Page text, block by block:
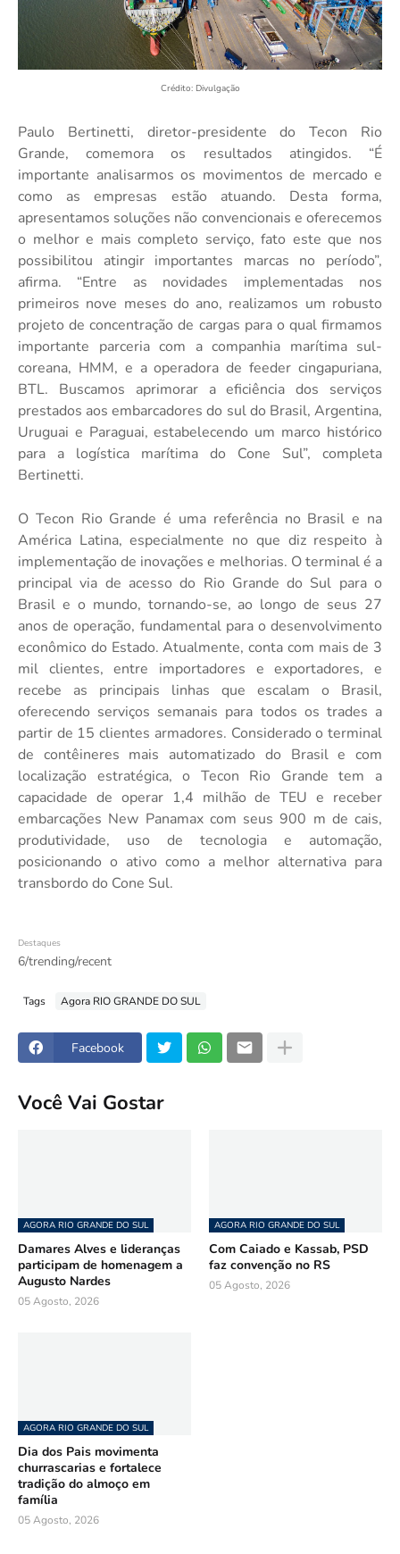
Crédito: Divulgação
Paulo Bertinetti, diretor-presidente do Tecon Rio
Grande, comemora os resultados atingidos. “É
importante analisarmos os movimentos de mercado e
como as empresas estão atuando. Desta forma,
apresentamos soluções não convencionais e oferecemos
o melhor e mais completo serviço, fato este que nos
possibilitou atingir importantes marcas no período”,
afirma. “Entre as novidades implementadas nos
primeiros nove meses do ano, realizamos um robusto
projeto de concentração de cargas para o qual firmamos
importante parceria com a companhia marítima sul-
coreana, HMM, e a operadora de feeder cingapuriana,
BTL. Buscamos aprimorar a eficiência dos serviços
prestados aos embarcadores do sul do Brasil, Argentina,
Uruguai e Paraguai, estabelecendo um marco histórico
para a logística marítima do Cone Sul”, completa
Bertinetti.
O Tecon Rio Grande é uma referência no Brasil e na
América Latina, especialmente no que diz respeito à
implementação de inovações e melhorias. O terminal é a
principal via de acesso do Rio Grande do Sul para o
Brasil e o mundo, tornando-se, ao longo de seus 27
anos de operação, fundamental para o desenvolvimento
econômico do Estado. Atualmente, conta com mais de 3
mil clientes, entre importadores e exportadores, e
recebe as principais linhas que escalam o Brasil,
oferecendo serviços semanais para todos os trades a
partir de 15 clientes armadores. Considerado o terminal
de contêineres mais automatizado do Brasil e com
localização estratégica, o Tecon Rio Grande tem a
capacidade de operar 1,4 milhão de TEU e receber
embarcações New Panamax com seus 900 m de cais,
produtividade, uso de tecnologia e automação,
posicionando o ativo como a melhor alternativa para
transbordo do Cone Sul.
Destaques
6/trending/recent
Tags Agora RIO GRANDE DO SUL
Facebook
Você Vai Gostar
AGORA RIO GRANDE DO SUL
Damares Alves e lideranças
participam de homenagem a
Augusto Nardes
05 Agosto, 2026
AGORA RIO GRANDE DO SUL
Com Caiado e Kassab, PSD
faz convenção no RS
05 Agosto, 2026
AGORA RIO GRANDE DO SUL
Dia dos Pais movimenta
churrascarias e fortalece
tradição do almoço em
família
05 Agosto, 2026